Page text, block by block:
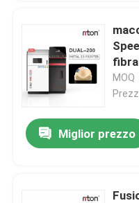
MOQ
Miglior prezzo